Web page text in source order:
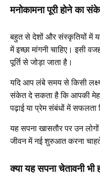
मनोकामना पूरी होने का
बहुत से देशों और संस्कृतियों में
में इच्छा मांगनी चाहिए। इसी
पूर्ति से जोड़ा जाता है।
यदि आप लंबे समय से किसी
संकेत दे सकता है कि आपकी
पढ़ाई या प्रेम संबंधों में
यह सपना खासतौर पर उन
जीवन में नई शुरुआत करना
क्या यह सपना चेतावनी भी